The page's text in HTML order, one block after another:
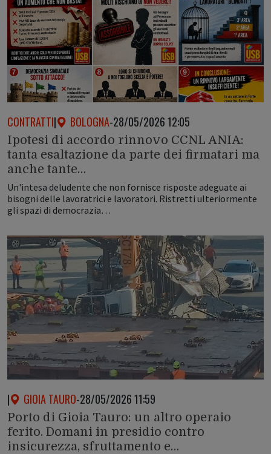
CONTRATTI| BOLOGNA-28/05/2026 12:05
Ipotesi di accordo rinnovo CCNL ANIA:
tanta esaltazione da parte dei firmatari ma
anche tante…
Un'intesa deludente che non fornisce risposte adeguate ai
bisogni delle lavoratrici e lavoratori. Ristretti ulteriormente
gli spazi di democrazia…
| GIOIA TAURO-28/05/2026 11:59
Porto di Gioia Tauro: un altro operaio
ferito. Domani in presidio contro
insicurezza, sfruttamento e…